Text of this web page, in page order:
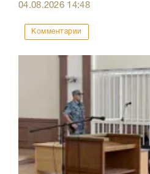
04.08.2026 14:48
Комментарии